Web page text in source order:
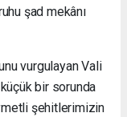
şad mekânı
vurgulayan Vali
bir sorunda
şehitlerimizin